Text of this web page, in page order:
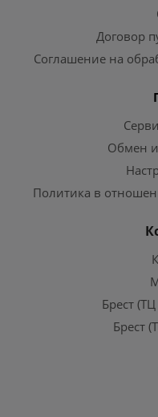
Договор
Соглашение на
Обмен и
Политика в
Брест
Брест